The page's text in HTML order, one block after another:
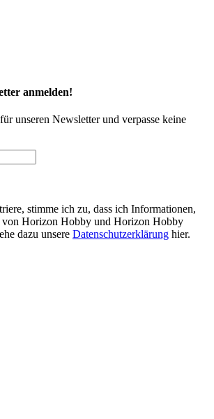
anmelden!
unseren Newsletter und verpasse keine
stimme ich zu, dass ich Informationen,
von Horizon Hobby und Horizon Hobby
dazu unsere Datenschutzerklärung hier.